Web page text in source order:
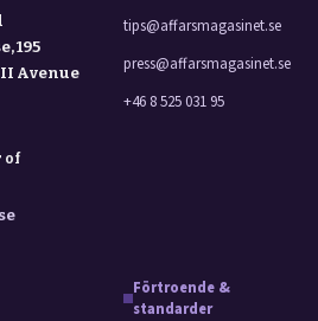
195
Avenue
of
tips@affarsmagasinet.se
press@affarsmagasinet.se
+46 8 525 031 95
Förtroende &
standarder